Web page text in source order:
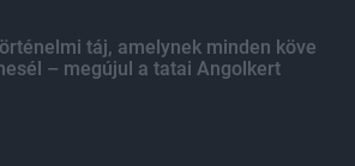
táj, amelynek minden köve
– megújul a tatai Angolkert